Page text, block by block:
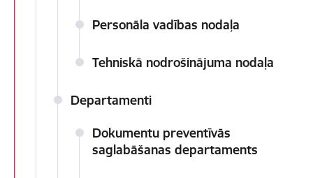
Personāla vadības nodaļa
Tehniskā nodrošinājuma nodaļa
Departamenti
Dokumentu preventīvās
saglabāšanas departaments